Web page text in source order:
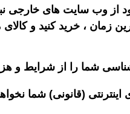
از وب سایت های خارجی
زمان ، خرید کنید و
شما را از شرایط و
اینترنتی (قانونی) شما